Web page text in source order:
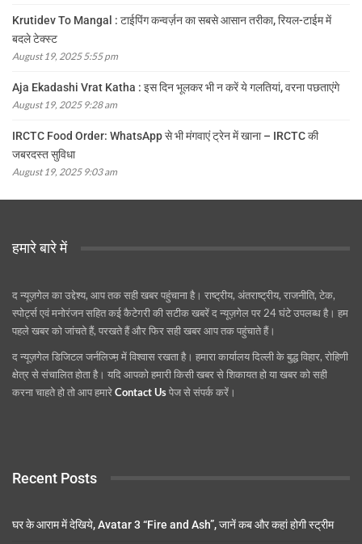
Krutidev To Mangal : टाईपिंग कन्वर्ज़न का सबसे आसान तरीका, रियल-टाईम में
बदले टेक्स्ट
August 19, 2025 5:55 pm
Aja Ekadashi Vrat Katha : इस दिन भूलकर भी न करें ये गलतियां, वरना पछताएंगे
August 19, 2025 9:28 am
IRCTC Food Order: WhatsApp से भी मंगवाएं ट्रेन में खाना – IRCTC की
जबरदस्त सुविधा
August 19, 2025 9:03 am
हमारे बारे में
द न्यूज़गेल का उद्देश्य, आप तक सही खबर पहुंचाना है। राष्ट्रीय, अंतराष्ट्रीय, राजनीति, टेक,
स्पोर्ट्स एवं मनोरंजन सहित कई कैटेगरी की सटीक खबरें द न्यूज़गेल पर 24 घंटे उपलब्ध है। हम
पहले खबर को जांचते हैं, परखते हैं और फिर सही खबर आप तक पहुंचाते हैं।
द न्यूज़गेल डिजिटल जर्नलिज्म़ में विश्वास रखता है। हमारा कार्यालय दिल्ली के बुद्ध विहार, रोहिणी
क्षेत्र से संचालित होता है। यदि आपको हमारी किसी खबर से शिकायत हो या खबर को सही
करना चाहते हो तो आप हमारेContact Usपेज से संपर्क करें।
Recent Posts
घर के आराम में देखिये, Avatar 3 “Fire and Ash”, जानें कब और कहां होगी स्ट्रीम